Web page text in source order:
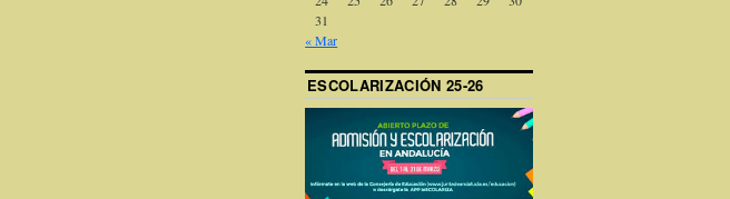
31
« Mar
ESCOLARIZACIÓN 25-26